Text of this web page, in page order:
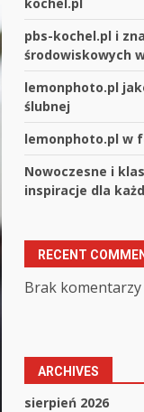
pbs-kochel.pl i
środowiskowych
lemonphoto.pl
ślubnej
lemonphoto.pl w
Nowoczesne i
inspiracje dla
RECENT
Brak
ARCHIVES
sierpień 2026